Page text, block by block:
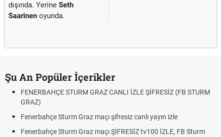
dışında. Yerine Seth
Saarinen oyunda.
Şu An Popüler İçerikler
FENERBAHÇE STURM GRAZ CANLI İZLE ŞİFRESİZ (FB STURM
GRAZ)
Fenerbahçe Sturm Graz maçı şifresiz canlı yayın izle
Fenerbahçe Sturm Graz maçı ŞİFRESİZ tv100 İZLE, FB Sturm